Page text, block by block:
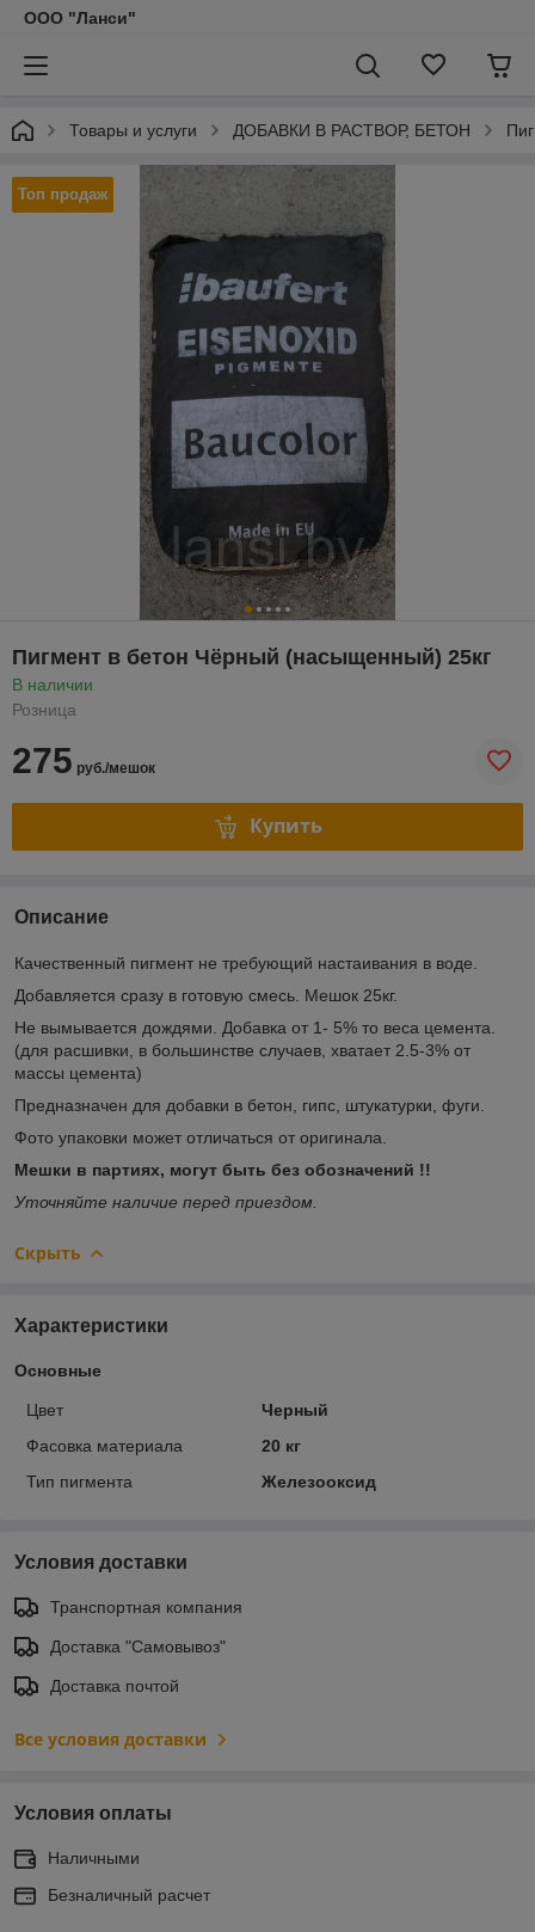
ООО "Ланси"
Товары и услуги ДОБАВКИ В РАСТВОР, БЕТОН
Топ продаж
Пигмент в бетон Чёрный (насыщенный) 25кг
В наличии
Розница
275 руб./мешок
Купить
Описание
Качественный пигмент не требующий настаивания в воде.
Добавляется сразу в готовую смесь. Мешок 25кг.
Не вымывается дождями. Добавка от 1- 5% то веса цемента.
(для расшивки, в большинстве случаев, хватает 2.5-3% от
массы цемента)
Предназначен для добавки в бетон, гипс, штукатурки, фуги.
Фото упаковки может отличаться от оригинала.
Мешки в партиях, могут быть без обозначений !!
Уточняйте наличие перед приездом.
Скрыть
Характеристики
Основные
Цвет
Черный
Фасовка материала
20 кг
Тип пигмента
Железооксид
Условия доставки
Транспортная компания
Доставка "Самовывоз"
Доставка почтой
Все условия доставки
Условия оплаты
Наличными
Безналичный расчет